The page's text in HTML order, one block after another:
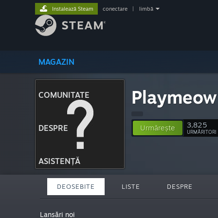
MAGAZIN
COMUNITATE
DESPRE
ASISTENȚĂ
Instalează Steam conectare limbă
Urmărește 3,825
URMĂRITORI
DEOSEBITE LISTE DESPRE
Lansări noi